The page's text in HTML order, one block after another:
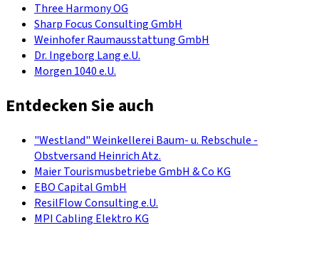
Three Harmony OG
Sharp Focus Consulting GmbH
Weinhofer Raumausstattung GmbH
Dr. Ingeborg Lang e.U.
Morgen 1040 e.U.
Entdecken Sie auch
"Westland" Weinkellerei Baum- u. Rebschule -
Obstversand Heinrich Atz.
Maier Tourismusbetriebe GmbH & Co KG
EBO Capital GmbH
ResilFlow Consulting e.U.
MPI Cabling Elektro KG